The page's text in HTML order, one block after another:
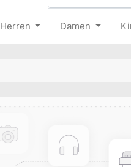
Herren Damen